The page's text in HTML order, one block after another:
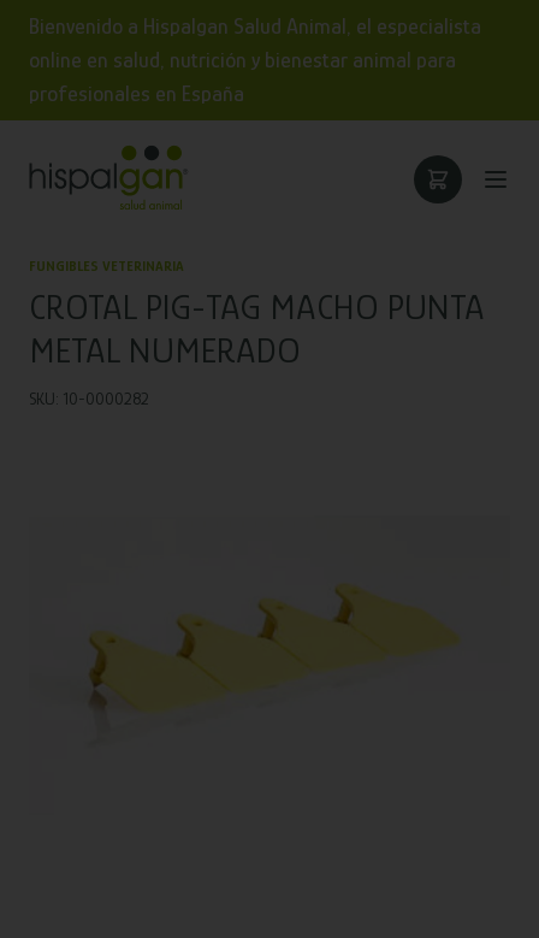
Bienvenido a Hispalgan Salud Animal, el especialista
online en salud, nutrición y bienestar animal para
profesionales en España
FUNGIBLES VETERINARIA
CROTAL PIG-TAG MACHO PUNTA
METAL NUMERADO
SKU: 10-0000282